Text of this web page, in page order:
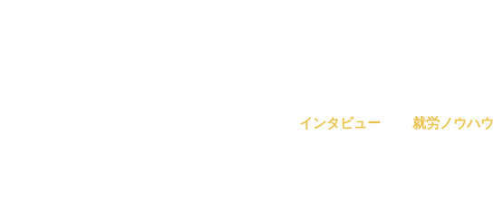
インタビュー 就労ノウハウ